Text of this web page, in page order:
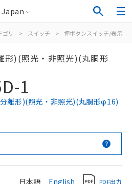
Japan
ゴリ > スイッチ > 押ボタンスイッチ/表示灯
形)(照光・非照光)(丸胴形
1
離形)(照光・非照光)(丸胴形φ16)
日本語 English PDF出力